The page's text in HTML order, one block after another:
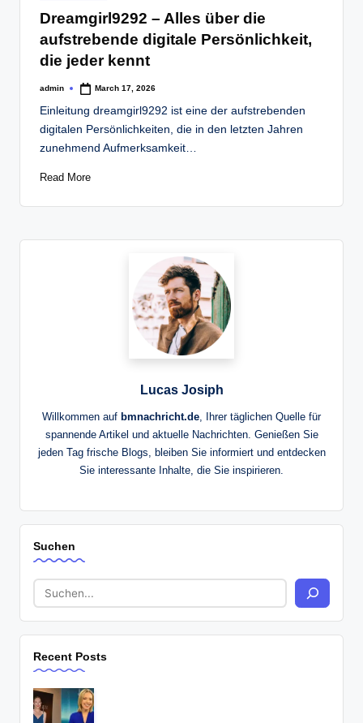
in
Dreamgirl9292 – Alles über die
aufstrebende digitale Persönlichkeit,
die jeder kennt
Posted
admin March 17, 2026
Einleitung dreamgirl9292 ist eine der aufstrebenden
digitalen Persönlichkeiten, die in den letzten Jahren
zunehmend Aufmerksamkeit…
Read More
Lucas Josiph
Willkommen auf bmnachricht.de , Ihrer täglichen Quelle für
spannende Artikel und aktuelle Nachrichten. Genießen Sie
jeden Tag frische Blogs, bleiben Sie informiert und entdecken
Sie interessante Inhalte, die Sie inspirieren.
Suchen
Recent Posts